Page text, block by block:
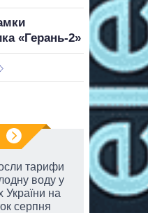
«Герань-2»
тарифи
воду у
України на
серпня